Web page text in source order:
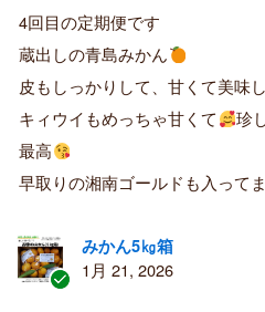
証
済
み
購
者
4回目の定期便です
蔵出しの青島みかん
皮もしっかりして、甘くて美味
キィウイもめっちゃ甘くて
珍
最高
早取りの湘南ゴールドも入って
みかん5㎏箱
1月 21, 2026